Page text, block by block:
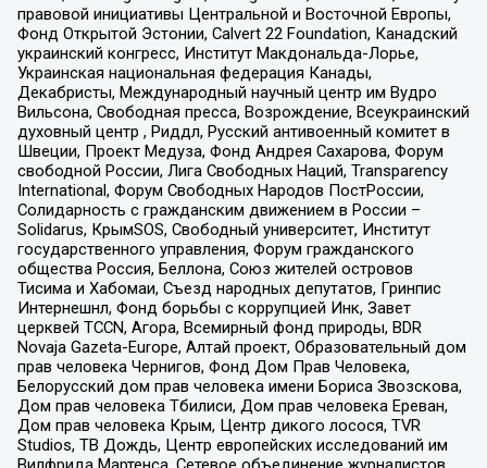
правовой инициативы Центральной и Восточной Европы,
Фонд Открытой Эстонии, Calvert 22 Foundation, Канадский
украинский конгресс, Институт Макдональда-Лорье,
Украинская национальная федерация Канады,
Декабристы, Международный научный центр им Вудро
Вильсона, Свободная пресса, Возрождение, Всеукраинский
духовный центр , Риддл, Русский антивоенный комитет в
Швеции, Проект Медуза, Фонд Андрея Сахарова, Форум
свободной России, Лига Свободных Наций, Transparеncy
International, Форум Свободных Народов ПостРоссии,
Солидарность с гражданским движением в России –
Solidarus, КрымSOS, Свободный университет, Институт
государственного управления, Форум гражданского
общества Россия, Беллона, Союз жителей островов
Тисима и Хабомаи, Съезд народных депутатов, Гринпис
Интернешнл, Фонд борьбы с коррупцией Инк, Завет
церквей TCCN, Агора, Всемирный фонд природы, BDR
Novaja Gazeta-Europe, Алтай проект, Образовательный дом
прав человека Чернигов, Фонд Дом Прав Человека,
Белорусский дом прав человека имени Бориса Звозскова,
Дом прав человека Тбилиси, Дом прав человека Ереван,
Дом прав человека Крым, Центр дикого лосося, TVR
Studios, ТВ Дождь, Центр европейских исследований им